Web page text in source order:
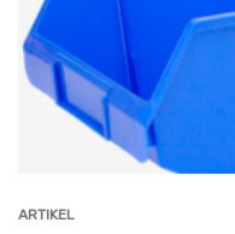
ARTIKEL